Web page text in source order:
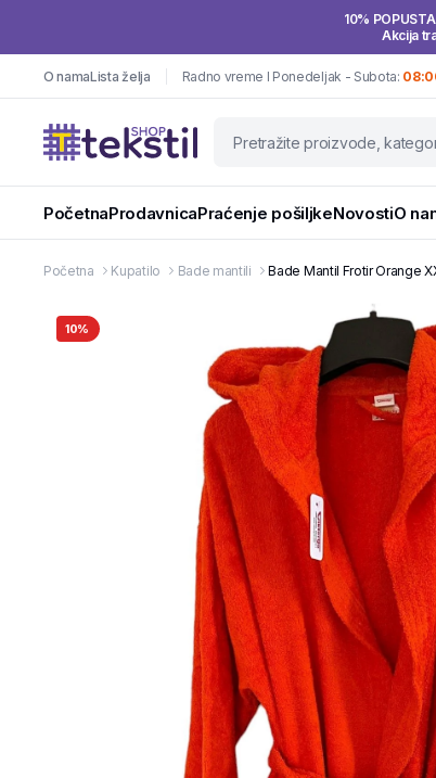
10%
Akcija
O namaLista želja Radno vreme I Ponedeljak - Subota:
PočetnaProdavnicaPraćenje pošiljkeNovostiO
Početna Kupatilo Bade mantili Bade Mantil Frotir Orange
10%